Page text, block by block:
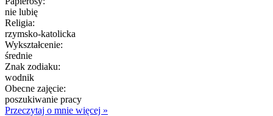
nie lubię
Religia:
rzymsko-katolicka
Wykształcenie:
średnie
Znak zodiaku:
wodnik
Obecne zajęcie:
poszukiwanie pracy
Przeczytaj o mnie więcej »